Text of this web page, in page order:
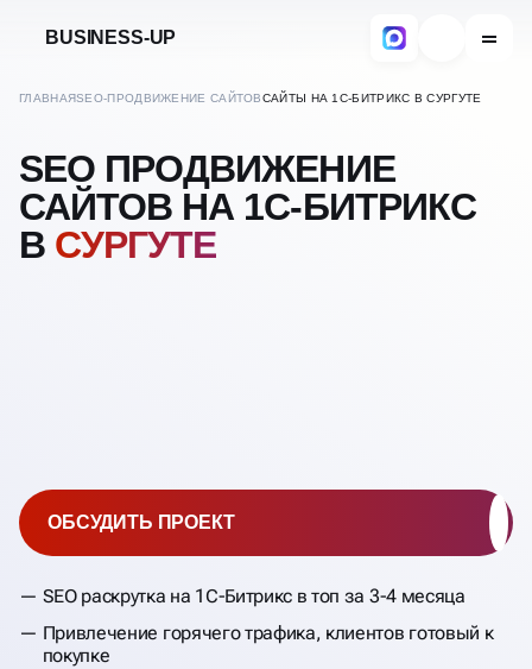
BUSINESS-UP
ГЛАВНАЯSEO-ПРОДВИЖЕНИЕ САЙТОВСАЙТЫ НА 1С-БИТРИКС В СУРГУТЕ
SEO ПРОДВИЖЕНИЕ
САЙТОВ НА 1С-БИТРИКС
В СУРГУТЕ
SEO раскрутка на 1С-Битрикс в топ за 3-4 месяца
Привлечение горячего трафика, клиентов готовый к
покупке
ОБСУДИТЬ ПРОЕКТ